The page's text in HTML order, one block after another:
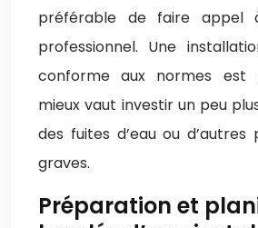
préférable de faire appel
professionnel. Une
conforme aux normes est
mieux vaut investir un peu
des fuites d’eau ou d’autres
graves.
Préparation et